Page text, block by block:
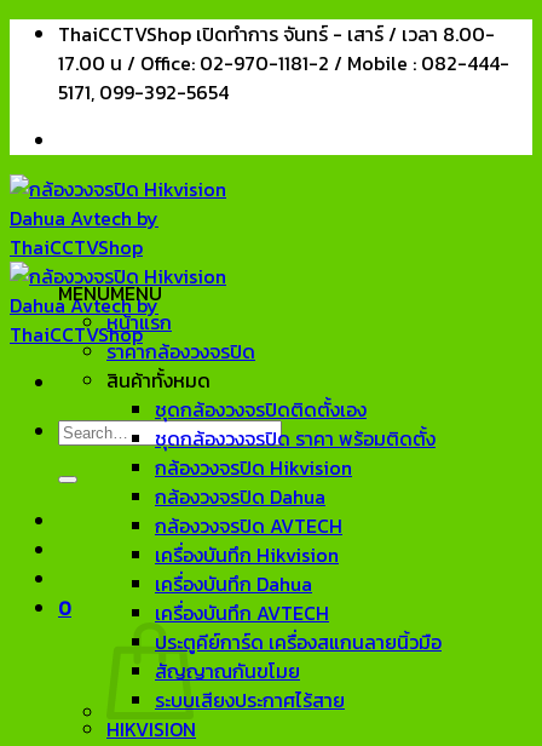
Skip
content
ThaiCCTVShop เปิดทำการ จันทร์ - เสาร์ / เวลา 8.00-
17.00 น / Office: 02-970-1181-2 / Mobile : 082-444-
5171, 099-392-5654
Search
0
MENUMENU
หน้าแรก
ราคากล้องวงจรปิด
สินค้าทั้งหมด
ชุดกล้องวงจรปิดติดตั้งเอง
ชุดกล้องวงจรปิด ราคา พร้อมติดตั้ง
กล้องวงจรปิด Hikvision
กล้องวงจรปิด Dahua
กล้องวงจรปิด AVTECH
เครื่องบันทึก Hikvision
เครื่องบันทึก Dahua
เครื่องบันทึก AVTECH
ประตูคีย์การ์ด เครื่องสแกนลายนิ้วมือ
สัญญาณกันขโมย
ระบบเสียงประกาศไร้สาย
HIKVISION